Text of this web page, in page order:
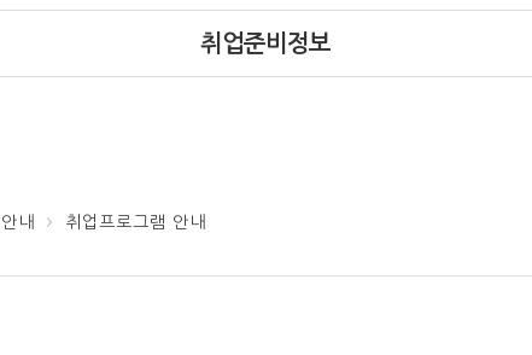
취업준비정보
내 취업프로그램 안내